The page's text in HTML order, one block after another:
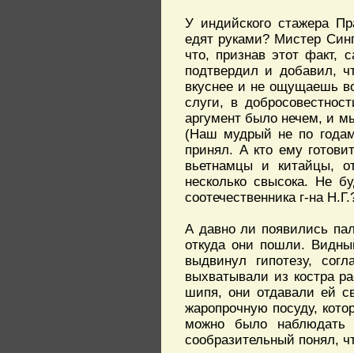
У индийского стажера
едят руками? Мистер
что, признав этот факт,
подтвердил и добавил,
вкуснее и не ощущаешь
слуги, в
аргумент было нечем, и
(Наш мудрый не по годам
принял. А кто ему
вьетнамцы и китайцы,
несколько свысока. Не
соотечественника г-на
А давно ли появились
откуда они пошли.
выдвинул гипотезу,
выхватывали из костра
шипя, они отдавали ей
жаропрочную посуду,
можно было наблюдать
сообразительный понял,